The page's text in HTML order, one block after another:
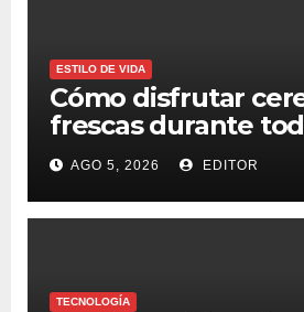
ESTILO DE VIDA
Cómo disfrutar
frescas durante
AGO 5, 2026 EDITOR
TECNOLOGÍA